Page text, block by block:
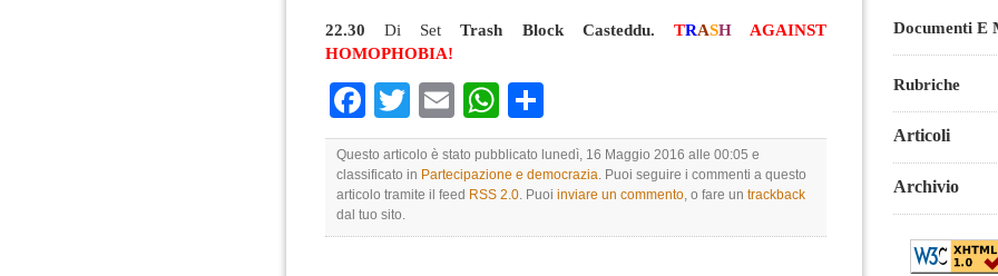
22.30 Di SetTrash Block Casteddu. TRASHAGAINST
HOMOPHOBIA!
Facebook
TwitterEmailWhatsApp
Questo articolo è stato pubblicato lunedì, 16 Maggio 2016 alle 00:05 e
classificato in Partecipazione e democrazia . Puoi seguire i commenti a questo
articolo tramite il feed RSS 2.0 . Puoi inviare un commento , o fare un trackback
dal tuo sito.
Documenti E
Rubriche
Articoli
Archivio